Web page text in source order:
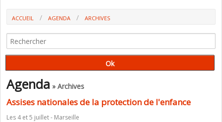
ACCUEIL AGENDA
ARCHIVES
Agenda » Archives
Assises nationales de la protection de l'enfance
Les 4 et 5 juillet - Marseille